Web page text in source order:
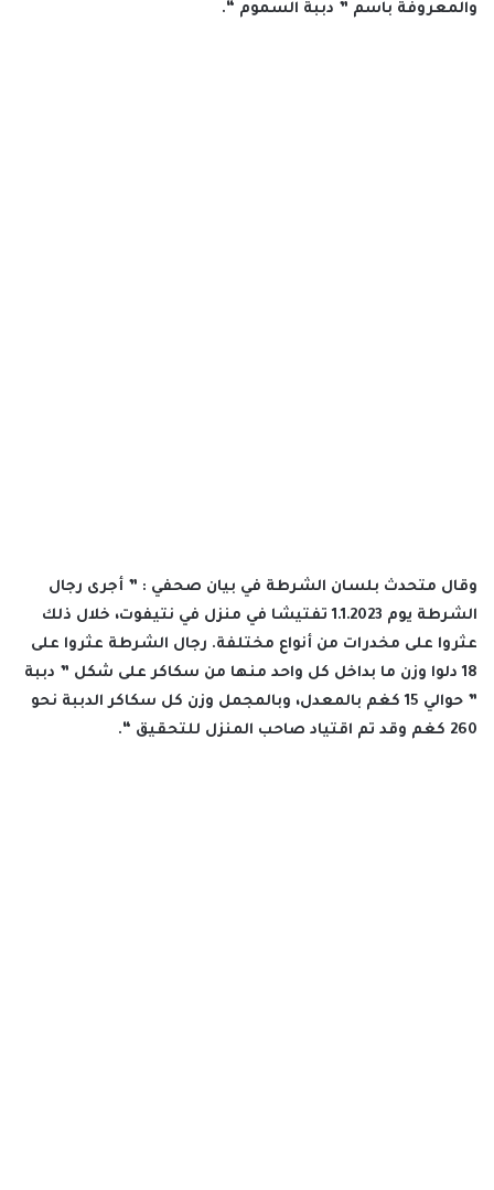
والمعروفة باسم ” دببة السموم “.
وقال متحدث بلسان الشرطة في بيان صحفي : ” أجرى رجال
الشرطة يوم 1.1.2023 تفتيشا في منزل في نتيفوت، خلال ذلك
عثروا على مخدرات من أنواع مختلفة. رجال الشرطة عثروا على
18 دلوا وزن ما بداخل كل واحد منها من سكاكر على شكل ” دببة
” حوالي 15 كغم بالمعدل، وبالمجمل وزن كل سكاكر الدببة نحو
260 كغم وقد تم اقتياد صاحب المنزل للتحقيق “.